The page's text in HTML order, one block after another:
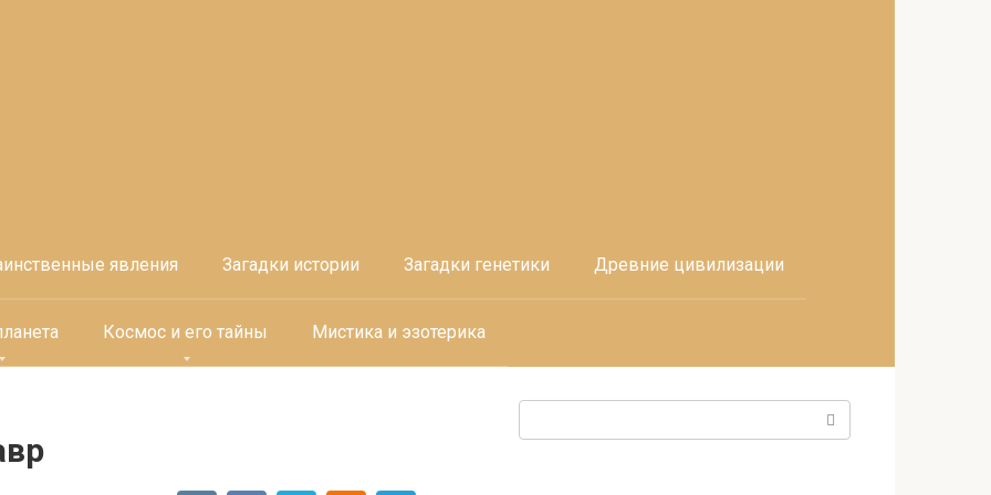
явления Загадки истории Загадки генетики Древние цивилизации
Космос и его тайны Мистика и эзотерика